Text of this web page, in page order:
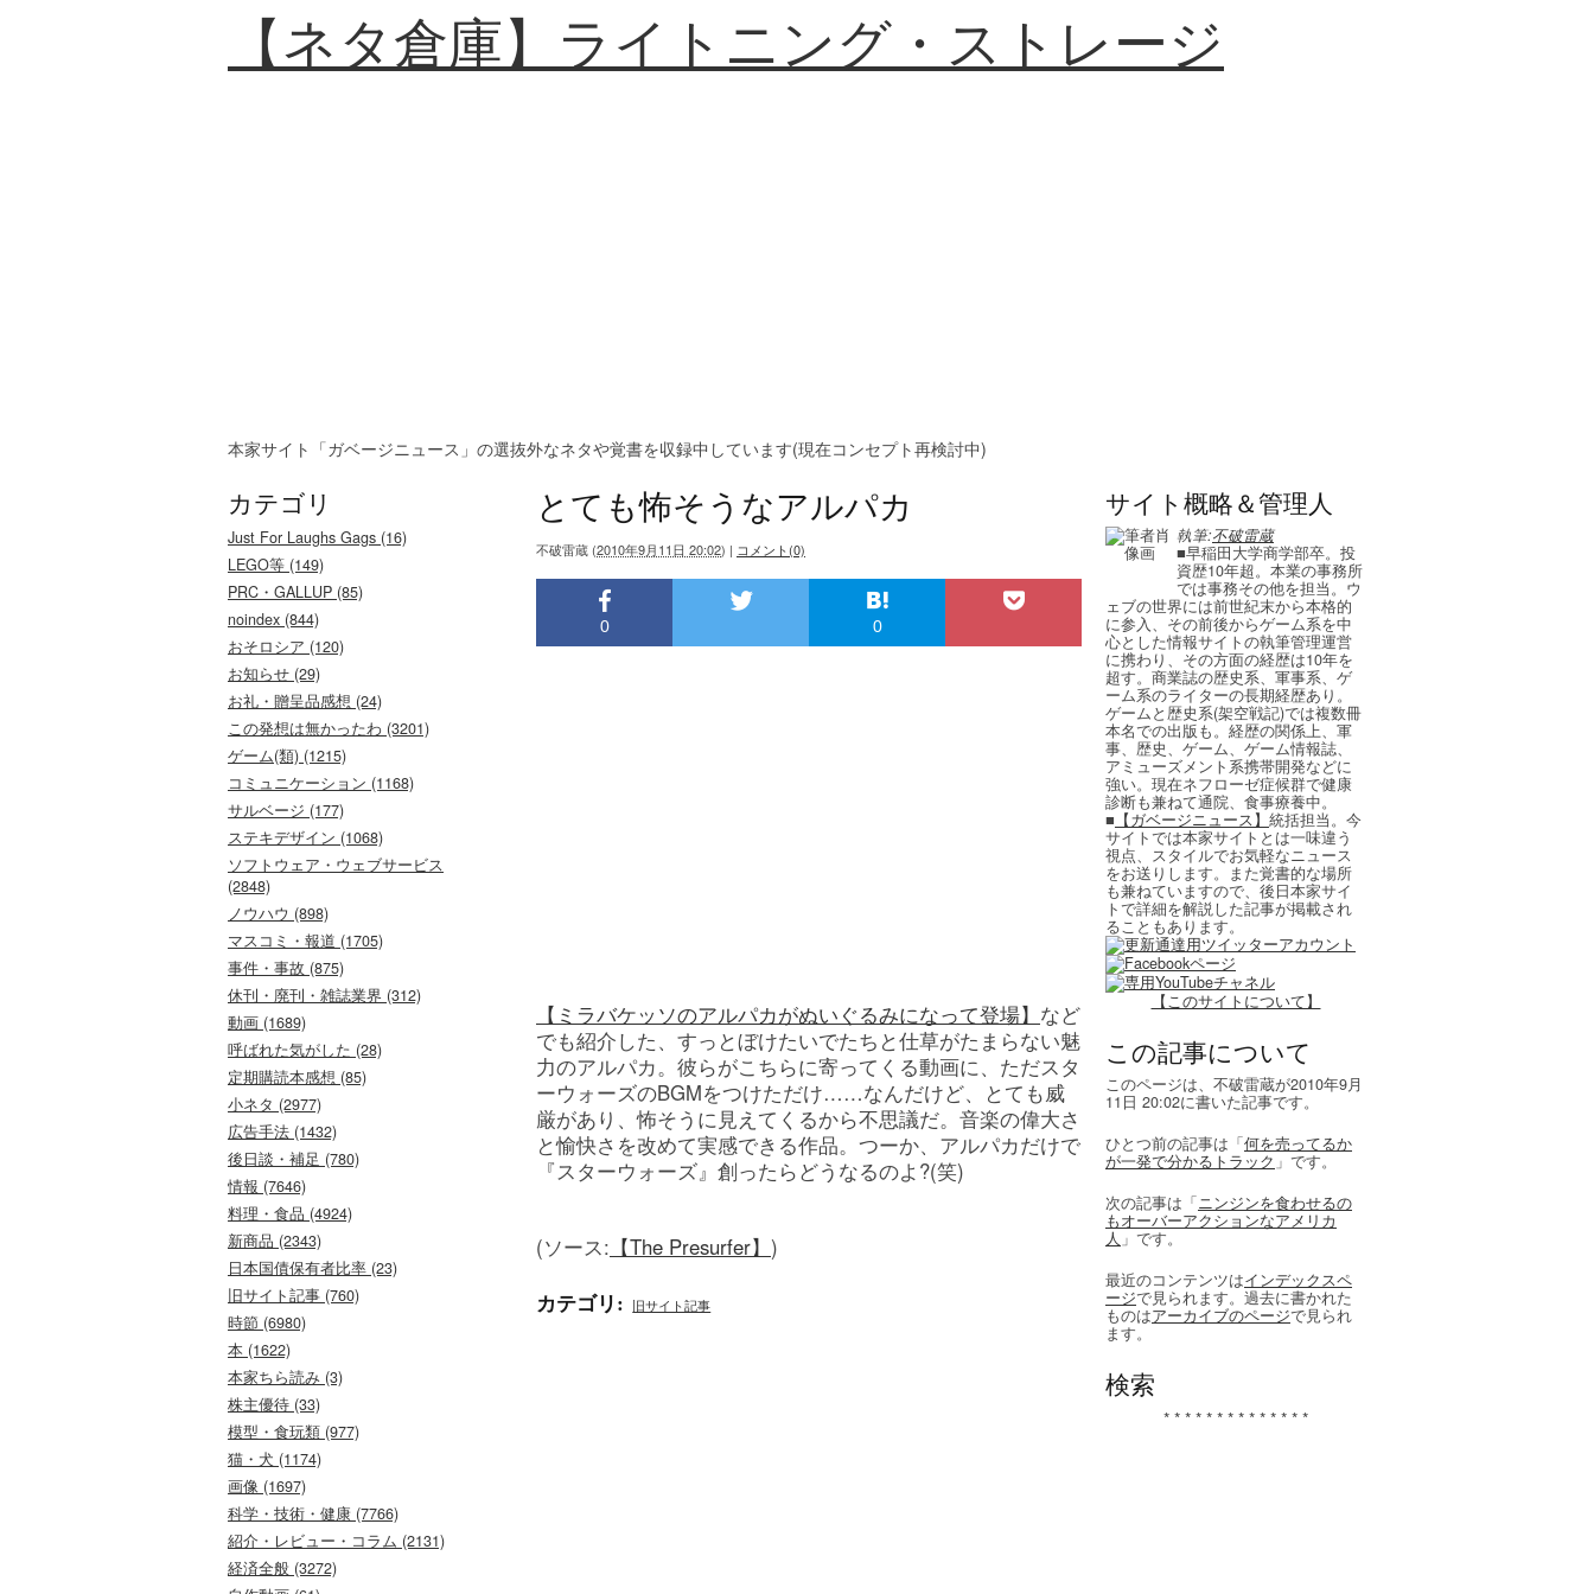
【ネタ倉庫】ライトニング・ストレージ
本家サイト「ガベージニュース」の選抜外なネタや覚書を収録中しています(現在コンセプト再検討中)
とても怖そうなアルパカ
不破雷蔵 (2010年9月11日 20:02) | コメント(0)
0 0
【ミラバケッソのアルパカがぬいぐるみになって登場】 など
でも紹介した、すっとぼけたいでたちと仕草がたまらない魅
力のアルパカ。彼らがこちらに寄ってくる動画に、ただスタ
ーウォーズのBGMをつけただけ……なんだけど、とても威
厳があり、怖そうに見えてくるから不思議だ。音楽の偉大さ
と愉快さを改めて実感できる作品。つーか、アルパカだけで
『スターウォーズ』創ったらどうなるのよ?(笑)
(ソース: 【The Presurfer】 )
カテゴリ: 旧サイト記事
カテゴリ
Just For Laughs Gags (16)
LEGO等 (149)
PRC・GALLUP (85)
noindex (844)
おそロシア (120)
お知らせ (29)
お礼・贈呈品感想 (24)
この発想は無かったわ (3201)
ゲーム(類) (1215)
コミュニケーション (1168)
サルベージ (177)
ステキデザイン (1068)
ソフトウェア・ウェブサービス
(2848)
ノウハウ (898)
マスコミ・報道 (1705)
事件・事故 (875)
休刊・廃刊・雑誌業界 (312)
動画 (1689)
呼ばれた気がした (28)
定期購読本感想 (85)
小ネタ (2977)
広告手法 (1432)
後日談・補足 (780)
情報 (7646)
料理・食品 (4924)
新商品 (2343)
日本国債保有者比率 (23)
旧サイト記事 (760)
時節 (6980)
本 (1622)
本家ちら読み (3)
株主優待 (33)
模型・食玩類 (977)
猫・犬 (1174)
画像 (1697)
科学・技術・健康 (7766)
紹介・レビュー・コラム (2131)
経済全般 (3272)
サイト概略＆管理人
執筆:不破雷蔵
■早稲田大学商学部卒。投
資歴10年超。本業の事務所
では事務その他を担当。ウ
ェブの世界には前世紀末から本格的
に参入、その前後からゲーム系を中
心とした情報サイトの執筆管理運営
に携わり、その方面の経歴は10年を
超す。商業誌の歴史系、軍事系、ゲ
ーム系のライターの長期経歴あり。
ゲームと歴史系(架空戦記)では複数冊
本名での出版も。経歴の関係上、軍
事、歴史、ゲーム、ゲーム情報誌、
アミューズメント系携帯開発などに
強い。現在ネフローゼ症候群で健康
診断も兼ねて通院、食事療養中。
■ 【ガベージニュース】 統括担当。今
サイトでは本家サイトとは一味違う
視点、スタイルでお気軽なニュース
をお送りします。また覚書的な場所
も兼ねていますので、後日本家サイ
トで詳細を解説した記事が掲載され
ることもあります。
【このサイトについて】
この記事について
このページは、不破雷蔵が2010年9月
11日 20:02に書いた記事です。
ひとつ前の記事は「何を売ってるか
が一発で分かるトラック 」です。
次の記事は「ニンジンを食わせるの
もオーバーアクションなアメリカ
人 」です。
最近のコンテンツはインデックスペ
ージで見られます。過去に書かれた
ものはアーカイブのページで見られ
ます。
検索
* * * * * * * * * * * * * *